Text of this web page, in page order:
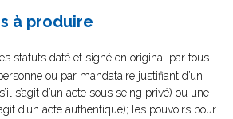
à produire
statuts daté et signé en original par tous
ou par mandataire justifiant d’un
s’agit d’un acte sous seing privé) ou une
d’un acte authentique); les pouvoirs pour